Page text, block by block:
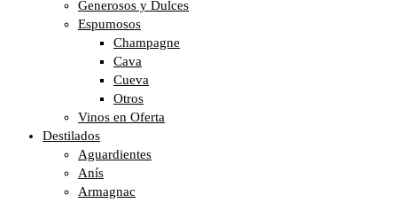
Generosos y Dulces
Espumosos
Champagne
Cava
Cueva
Otros
Vinos en Oferta
Destilados
Aguardientes
Anís
Armagnac